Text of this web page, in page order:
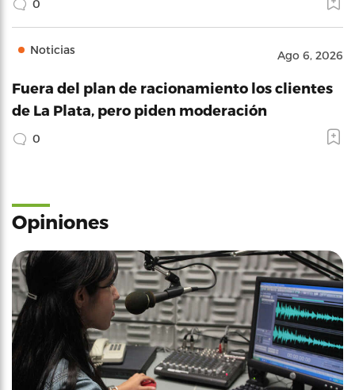
0
Noticias Ago 6, 2026
Fuera del plan de racionamiento los clientes
de La Plata, pero piden moderación
0
Opiniones